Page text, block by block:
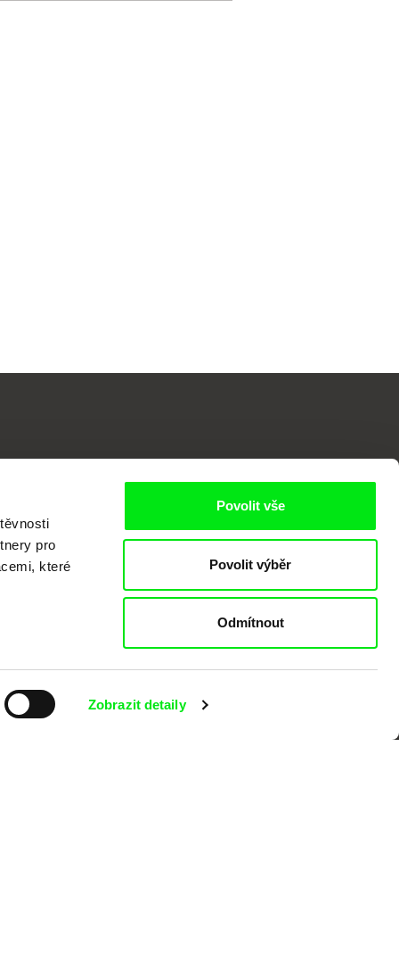
pro
které
Zobrazit detaily
Povolit vše
Povolit výběr
Odmítnout